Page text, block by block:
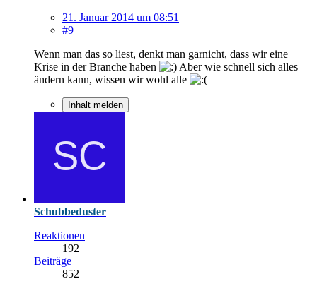
21. Januar 2014 um 08:51
#9
Wenn man das so liest, denkt man garnicht, dass wir eine
Krise in der Branche haben
Aber wie schnell sich alles
ändern kann, wissen wir wohl alle
Inhalt melden
Schubbeduster
Reaktionen
192
Beiträge
852